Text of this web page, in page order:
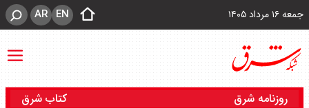
جمعه ۱۶ مرداد ۱۴۰۵ EN
AR
روزنامه شرق کتاب شرق